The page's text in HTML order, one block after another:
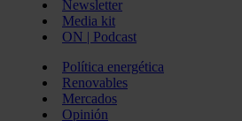
Newsletter
Media kit
ON | Podcast
Política energética
Renovables
Mercados
Opinión